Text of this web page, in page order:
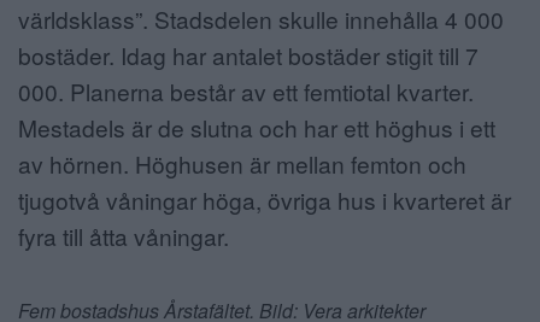
världsklass”. Stadsdelen skulle innehålla 4 000
bostäder. Idag har antalet bostäder stigit till 7
000. Planerna består av ett femtiotal kvarter.
Mestadels är de slutna och har ett höghus i ett
av hörnen. Höghusen är mellan femton och
tjugotvå våningar höga, övriga hus i kvarteret är
fyra till åtta våningar.
Fem bostadshus Årstafältet. Bild: Vera arkitekter